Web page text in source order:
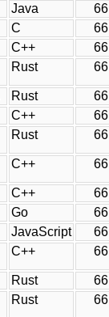
Java 66
C 66
C++ 66
Rust 66
Rust 66
C++ 66
Rust 66
C++ 66
C++ 66
Go 66
JavaScript 66
C++ 66
Rust 66
Rust 66